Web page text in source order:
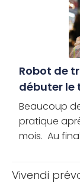
Robot de
débuter le
Beaucoup
pratique
mois. Au
Vivendi